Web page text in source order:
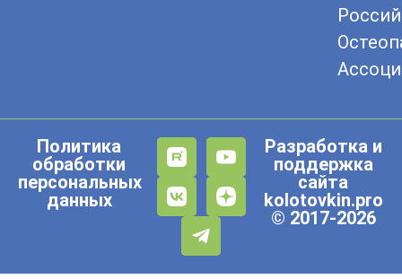
Политика
обработки
персональных
данных
Разработка и
поддержка
сайта
kolotovkin.pro
© 2017-2026